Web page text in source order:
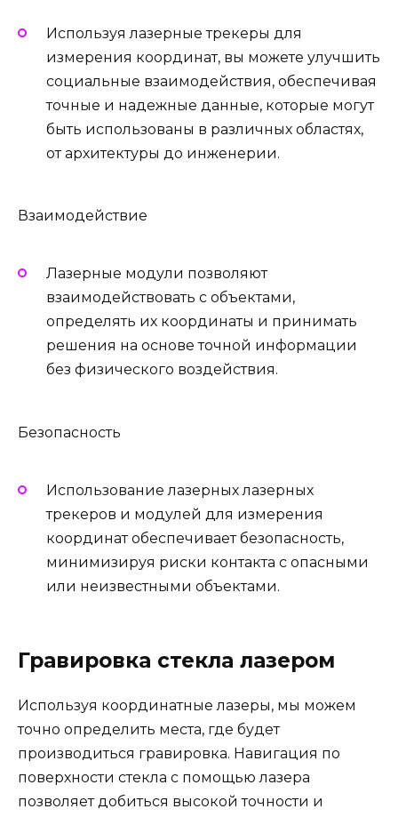
Используя лазерные трекеры для
измерения координат, вы можете улучшить
социальные взаимодействия, обеспечивая
точные и надежные данные, которые могут
быть использованы в различных областях,
от архитектуры до инженерии.
Взаимодействие
Лазерные модули позволяют
взаимодействовать с объектами,
определять их координаты и принимать
решения на основе точной информации
без физического воздействия.
Безопасность
Использование лазерных лазерных
трекеров и модулей для измерения
координат обеспечивает безопасность,
минимизируя риски контакта с опасными
или неизвестными объектами.
Гравировка стекла лазером
Используя координатные лазеры, мы можем
точно определить места, где будет
производиться гравировка. Навигация по
поверхности стекла с помощью лазера
позволяет добиться высокой точности и